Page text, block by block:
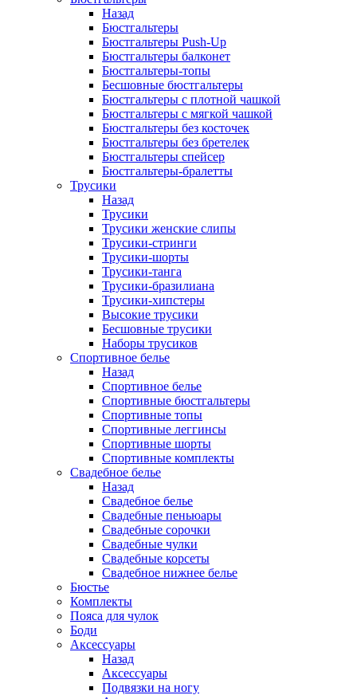
Назад
Бюстгальтеры
Бюстгальтеры Push-Up
Бюстгальтеры балконет
Бюстгальтеры-топы
Бесшовные бюстгальтеры
Бюстгальтеры с плотной чашкой
Бюстгальтеры с мягкой чашкой
Бюстгальтеры без косточек
Бюстгальтеры без бретелек
Бюстгальтеры спейсер
Бюстгальтеры-бралетты
Трусики
Назад
Трусики
Трусики женские слипы
Трусики-стринги
Трусики-шорты
Трусики-танга
Трусики-бразилиана
Трусики-хипстеры
Высокие трусики
Бесшовные трусики
Наборы трусиков
Спортивное белье
Назад
Спортивное белье
Спортивные бюстгальтеры
Спортивные топы
Спортивные леггинсы
Спортивные шорты
Спортивные комплекты
Свадебное белье
Назад
Свадебное белье
Свадебные пеньюары
Свадебные сорочки
Свадебные чулки
Свадебные корсеты
Свадебное нижнее белье
Бюстье
Комплекты
Пояса для чулок
Боди
Аксессуары
Назад
Аксессуары
Подвязки на ногу